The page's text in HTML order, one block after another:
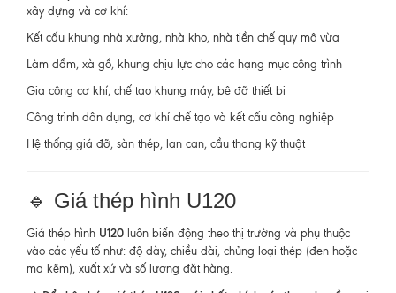
xây dựng và cơ khí:
Kết cấu khung nhà xưởng, nhà kho, nhà tiền chế quy mô vừa
Làm dầm, xà gồ, khung chịu lực cho các hạng mục công trình
Gia công cơ khí, chế tạo khung máy, bệ đỡ thiết bị
Công trình dân dụng, cơ khí chế tạo và kết cấu công nghiệp
Hệ thống giá đỡ, sàn thép, lan can, cầu thang kỹ thuật
🔹 Giá thép hình U120
Giá thép hình U120 luôn biến động theo thị trường và phụ thuộc
vào các yếu tố như: độ dày, chiều dài, chủng loại thép (đen hoặc
mạ kẽm), xuất xứ và số lượng đặt hàng.